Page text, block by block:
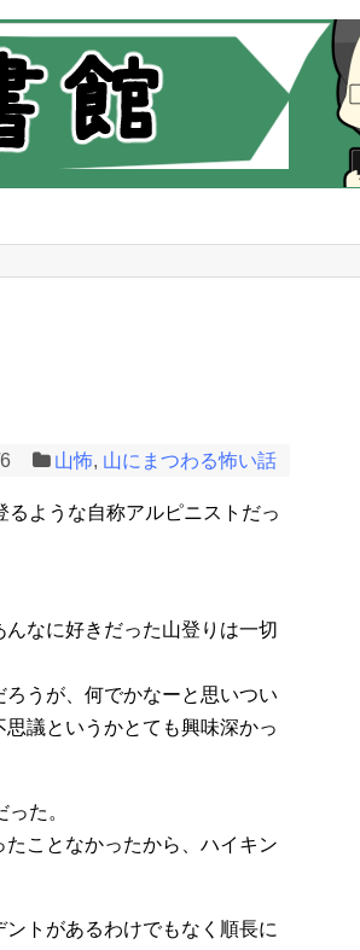
山怖, 山にまつわる怖い話
ような自称アルピニストだっ
なに好きだった山登りは一切
うが、何でかなーと思いつい
議というかとても興味深かっ
た。
ことなかったから、ハイキン
トがあるわけでもなく順長に